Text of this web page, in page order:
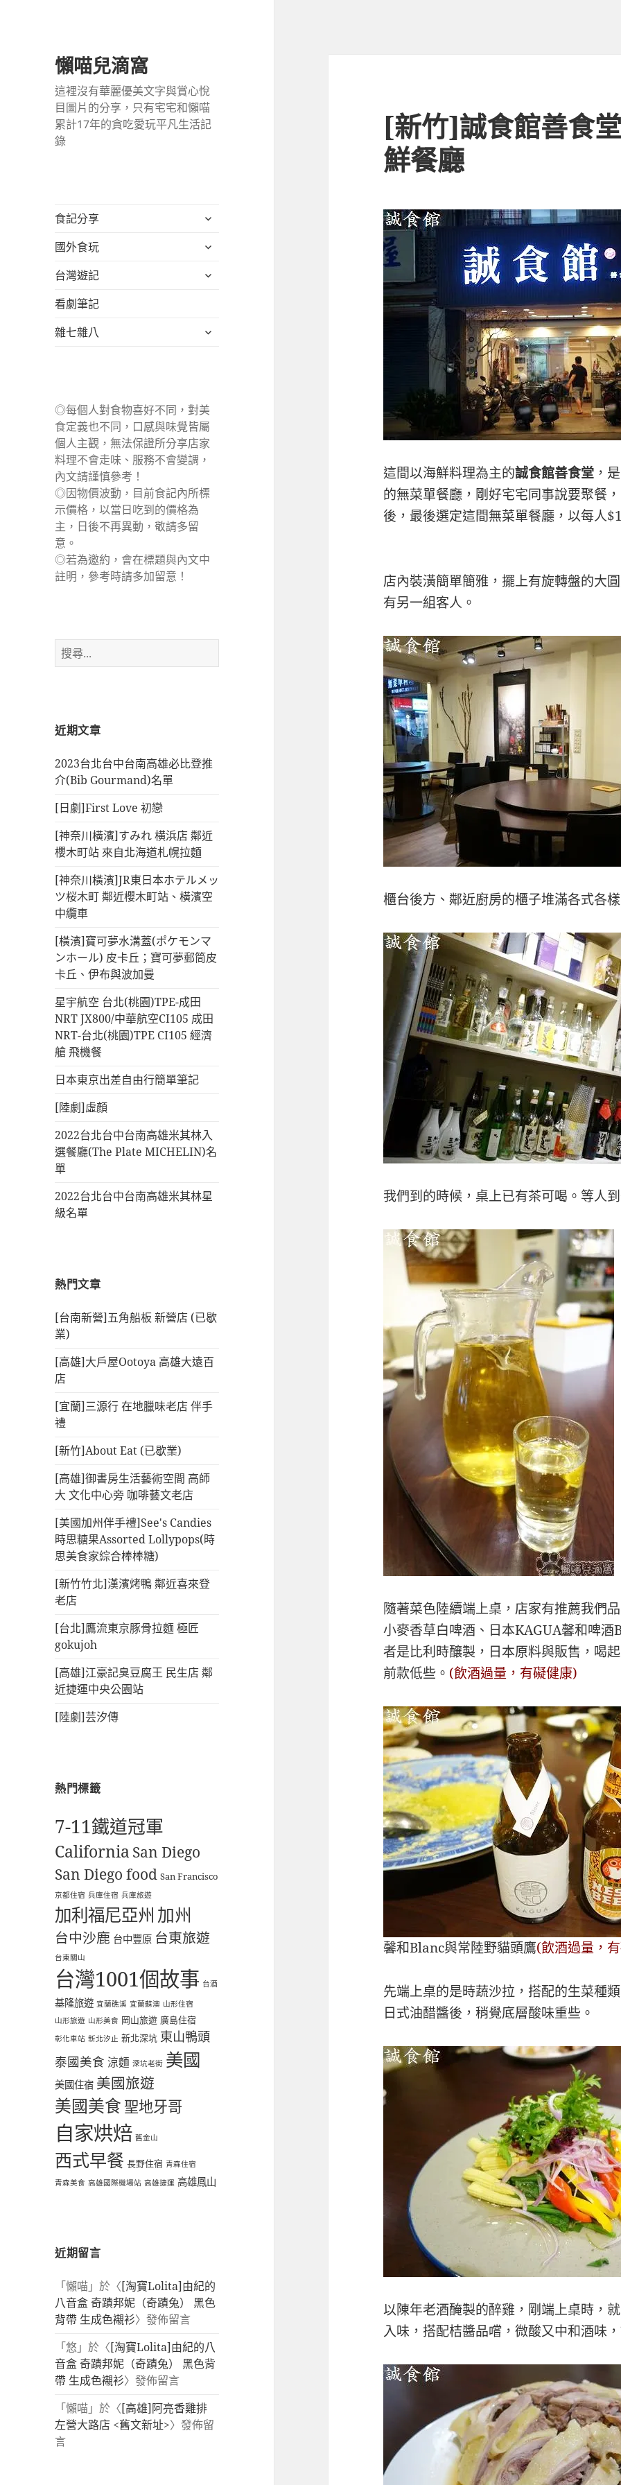
懶喵兒滴窩
這裡沒有華麗優美文字與賞心悅
目圖片的分享，只有宅宅和懶喵
累計17年的貪吃愛玩平凡生活記
錄
食記分享
展
子
單
國外食玩
展
子
台灣遊記
展
單
看劇筆記
雜七雜八
展
◎每個人對食物喜好不同，對美
食定義也不同，口感與味覺皆屬
個人主觀，無法保證所分享店家
料理不會走味、服務不會變調，
內文請謹慎參考！
◎因物價波動，目前食記內所標
示價格，以當日吃到的價格為
主，日後不再異動，敬請多留
意。
◎若為邀約，會在標題與內文中
註明，參考時請多加留意！
搜
尋
近期文章
2023台北台中台南高雄必比登推
介(Bib Gourmand)名單
[日劇]First Love 初戀
[神奈川橫濱]すみれ 横浜店 鄰近
櫻木町站 來自北海道札幌拉麵
[神奈川橫濱]JR東日本ホテルメッ
ツ桜木町 鄰近櫻木町站、橫濱空
中纜車
[橫濱]寶可夢水溝蓋(ポケモンマ
ンホール) 皮卡丘；寶可夢郵筒皮
卡丘、伊布與波加曼
星宇航空 台北(桃園)TPE-成田
NRT JX800/中華航空CI105 成田
NRT-台北(桃園)TPE CI105 經濟
艙 飛機餐
日本東京出差自由行簡單筆記
[陸劇]虛顏
2022台北台中台南高雄米其林入
選餐廳(The Plate MICHELIN)名
單
2022台北台中台南高雄米其林星
級名單
熱門文章
[台南新營]五角船板 新營店 (已歇
業)
[高雄]大戶屋Ootoya 高雄大遠百
店
[宜蘭]三源行 在地臘味老店 伴手
禮
[新竹]About Eat (已歇業)
[高雄]御書房生活藝術空間 高師
大 文化中心旁 咖啡藝文老店
[美國加州伴手禮]See's Candies
時思糖果Assorted Lollypops(時
思美食家綜合棒棒糖)
[新竹竹北]漢濱烤鴨 鄰近喜來登
老店
[台北]鷹流東京豚骨拉麵 極匠
gokujoh
[高雄]江豪記臭豆腐王 民生店 鄰
近捷運中央公園站
[陸劇]芸汐傳
熱門標籤
7-11鐵道冠軍
California San Diego
San Diego food San Francisco
京都住宿 兵庫住宿 兵庫旅遊
加利福尼亞州 加州
台中沙鹿 台中豐原 台東旅遊
台東關山
台灣1001個故事 台酒
基隆旅遊 宜蘭礁溪 宜蘭蘇澳 山形住宿
山形旅遊 山形美食 岡山旅遊 廣島住宿
彰化車站 新北汐止 新北深坑 東山鴨頭
泰國美食 涼麵 深坑老街 美國
美國住宿 美國旅遊
美國美食 聖地牙哥
自家烘焙 舊金山
西式早餐 長野住宿 青森住宿
青森美食 高雄國際機場站 高雄捷運 高雄鳳山
近期留言
「懶喵」於〈[淘寶Lolita]由紀的
八音盒 奇蹟邦妮（奇蹟兔） 黑色
背帶 生成色襯衫〉發佈留言
「悠」於〈[淘寶Lolita]由紀的八
音盒 奇蹟邦妮（奇蹟兔） 黑色背
帶 生成色襯衫〉發佈留言
「懶喵」於〈[高雄]阿亮香雞排
左營大路店 <舊文新址>〉發佈留
言
[新竹]誠食館‬善食
鮮餐廳
這間以海鮮料理為主的誠食館‬善食堂 ，
的無菜單餐廳，剛好宅宅同事說要聚餐
後，最後選定這間無菜單餐廳，以每人
店內裝潢簡單簡雅，擺上有旋轉盤的大
有另一組客人。
櫃台後方、鄰近廚房的櫃子堆滿各式各
我們到的時候，桌上已有茶可喝。等人
隨著菜色陸續端上桌，店家有推薦我們
小麥香草白啤酒、日本KAGUA馨和啤
者是比利時釀製，日本原料與販售，喝
前款低些。 (飲酒過量，有礙健康)
馨和Blanc與常陸野貓頭鷹(飲酒過量，
先端上桌的是時蔬沙拉，搭配的生菜種
日式油醋醬後，稍覺底層酸味重些。
以陳年老酒醃製的醉雞，剛端上桌時，
入味，搭配桔醬品嚐，微酸又中和酒味